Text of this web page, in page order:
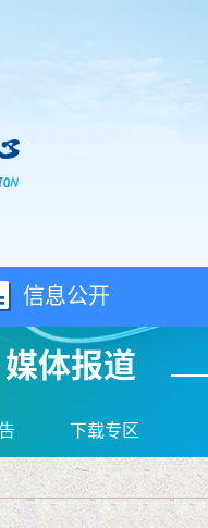
信息公开
媒体报道
下载专区